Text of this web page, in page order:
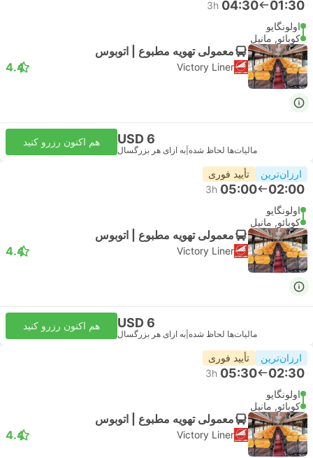
01:30
04:30
3h
اولونگاپو
کوبائو, مانیل
معمولی تهویه مطبوع | اتوبوس
Victory Liner
4.4
USD 6
مالیات‌ها لحاظ شده به ازای هر بزرگسال
هم اکنون رزرو کنید
ارزان‌ترین تأیید فوری
02:00
05:00
3h
اولونگاپو
کوبائو, مانیل
معمولی تهویه مطبوع | اتوبوس
Victory Liner
4.4
USD 6
مالیات‌ها لحاظ شده به ازای هر بزرگسال
هم اکنون رزرو کنید
ارزان‌ترین تأیید فوری
02:30
05:30
3h
اولونگاپو
کوبائو, مانیل
معمولی تهویه مطبوع | اتوبوس
Victory Liner
4.4